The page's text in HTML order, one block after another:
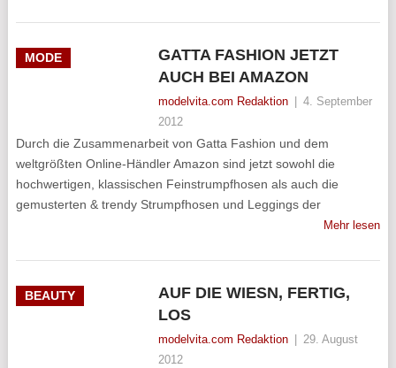
MODE
GATTA FASHION JETZT
AUCH BEI AMAZON
modelvita.com Redaktion
4. September
2012
Durch die Zusammenarbeit von Gatta Fashion und dem
weltgrößten Online-Händler Amazon sind jetzt sowohl die
hochwertigen, klassischen Feinstrumpfhosen als auch die
gemusterten & trendy Strumpfhosen und Leggings der
Mehr lesen
BEAUTY
AUF DIE WIESN, FERTIG,
LOS
modelvita.com Redaktion
29. August
2012